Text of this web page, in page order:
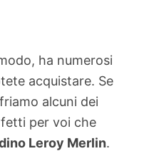
ha numerosi
acquistare. Se
alcuni dei
per voi che
Leroy Merlin.